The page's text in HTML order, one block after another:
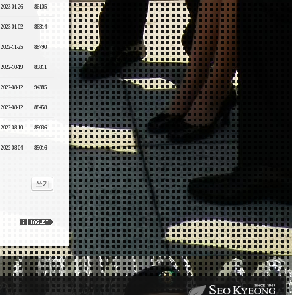
2023-01-26 86105
2023-01-02 86314
2022-11-25 88790
2022-10-19 89811
2022-08-12 94385
2022-08-12 88458
2022-08-10 89036
2022-08-04 89016
쓰기